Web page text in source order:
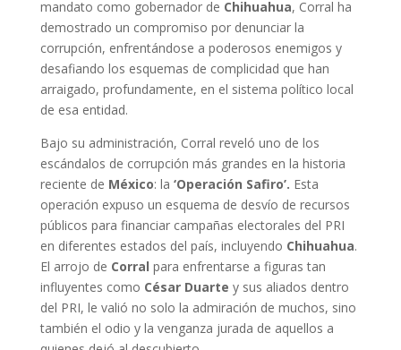
mandato como gobernador de Chihuahua, Corral ha
demostrado un compromiso por denunciar la
corrupción, enfrentándose a poderosos enemigos y
desafiando los esquemas de complicidad que han
arraigado, profundamente, en el sistema político local
de esa entidad.
Bajo su administración, Corral reveló uno de los
escándalos de corrupción más grandes en la historia
reciente de México: la ‘Operación Safiro’. Esta
operación expuso un esquema de desvío de recursos
públicos para financiar campañas electorales del PRI
en diferentes estados del país, incluyendo Chihuahua.
El arrojo de Corral para enfrentarse a figuras tan
influyentes como César Duarte y sus aliados dentro
del PRI, le valió no solo la admiración de muchos, sino
también el odio y la venganza jurada de aquellos a